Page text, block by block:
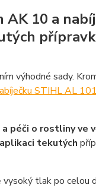
10 a
výhodné sady.
STIHL AL
a péči o rostliny ve
aplikaci tekutých
vysoký tlak po celou